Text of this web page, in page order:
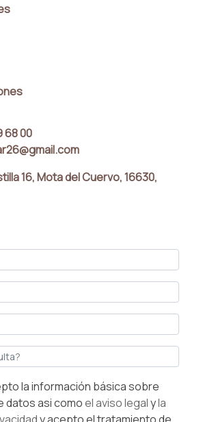
68 00
16, Mota del Cuervo, 16630,
sobre
protección de datos asi comoel aviso legalyla